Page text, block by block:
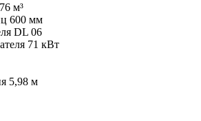
м³
600 мм
DL 06
71 кВт
5,98 м